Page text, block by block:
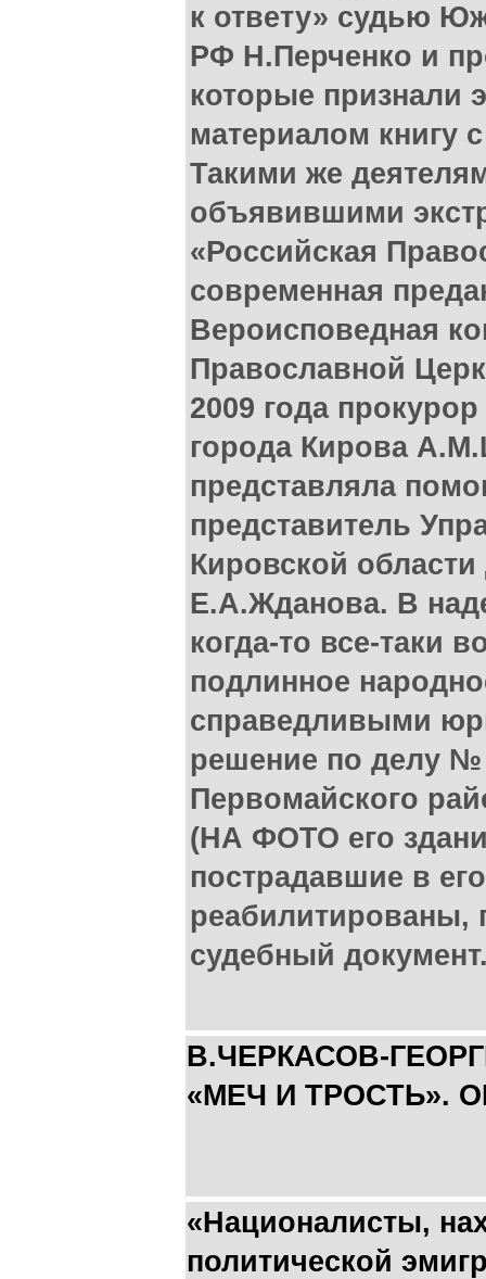
к ответу» судью
РФ Н.Перченко и
которые признали
материалом книгу
Такими же
объявившими
«Российская
современная
Вероисповедная
Православной
2009 года
города Кирова
представляла
представитель
Кировской
Е.А.Жданова. В
когда-то все-таки
подлинное
справедливыми
решение по делу №
Первомайского
(НА ФОТО его
пострадавшие в
реабилитированы,
судебный
В.ЧЕРКАСОВ-
«МЕЧ И ТРОСТЬ».
«Националисты,
политической